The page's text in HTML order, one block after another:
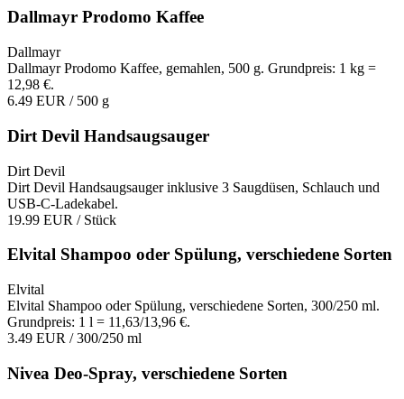
Dallmayr Prodomo Kaffee
Dallmayr
Dallmayr Prodomo Kaffee, gemahlen, 500 g. Grundpreis: 1 kg =
12,98 €.
6.49 EUR / 500 g
Dirt Devil Handsaugsauger
Dirt Devil
Dirt Devil Handsaugsauger inklusive 3 Saugdüsen, Schlauch und
USB-C-Ladekabel.
19.99 EUR / Stück
Elvital Shampoo oder Spülung, verschiedene Sorten
Elvital
Elvital Shampoo oder Spülung, verschiedene Sorten, 300/250 ml.
Grundpreis: 1 l = 11,63/13,96 €.
3.49 EUR / 300/250 ml
Nivea Deo-Spray, verschiedene Sorten